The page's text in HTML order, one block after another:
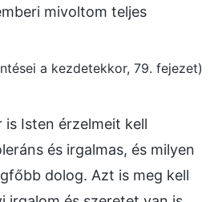
mivoltom teljes
a kezdetekkor, 79. fejezet)
Isten érzelmeit kell
és irgalmas, és milyen
dolog. Azt is meg kell